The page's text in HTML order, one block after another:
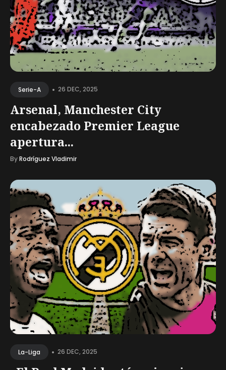
Serie-A • 26 DEC, 2025
Arsenal, Manchester City
encabezado Premier League
apertura...
ByRodríguez Vladimir
La-Liga • 26 DEC, 2025